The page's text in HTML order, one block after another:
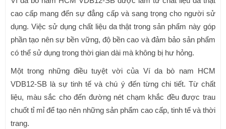
cao cấp mang đến sự đẳng cấp và sang trọng cho người sử
dụng. Việc sử dụng chất liệu da thật trong sản phẩm này góp
phần tạo nên sự bền vững, độ bền cao và đảm bảo sản phẩm
có thể sử dụng trong thời gian dài mà không bị hư hỏng.
Một trong những điều tuyệt vời của Ví da bò nam HCM
VDB12-SB là sự tinh tế và chú ý đến từng chi tiết. Từ chất
liệu, màu sắc cho đến đường nét chạm khắc đều được trau
chuốt tỉ mỉ để tạo nên những sản phẩm cao cấp, tinh tế và thời
trang.